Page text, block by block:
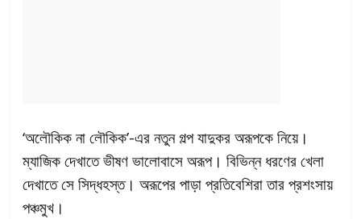
‘অলৌকিক না লৌকিক’-এর নতুন গল্প যাদুকর অরূপকে নিয়ে।
ম্যাজিক দেখাতে ভীষণ ভালোবাসে অরূপ। বিভিন্ন ধরণের খেলা
দেখাতে সে সিদ্ধহস্ত। অরূপের পাড়া প্রতিবেশিরা তার প্রশংসায়
পঞ্চমুখ।